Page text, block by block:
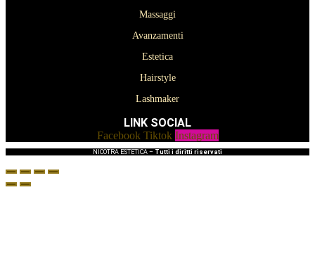
Massaggi
Avanzamenti
Estetica
Hairstyle
Lashmaker
LINK SOCIAL
Facebook Tiktok Instagram
NICOTRA ESTETICA – Tutti i diritti riservati